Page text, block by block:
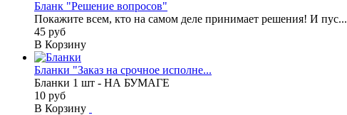
Бланк "Решение вопросов"
Покажите всем, кто на самом деле принимает решения! И пус...
45 руб
В Корзину
Бланки "Заказ на срочное исполне...
Бланки 1 шт - НА БУМАГЕ
10 руб
В Корзину